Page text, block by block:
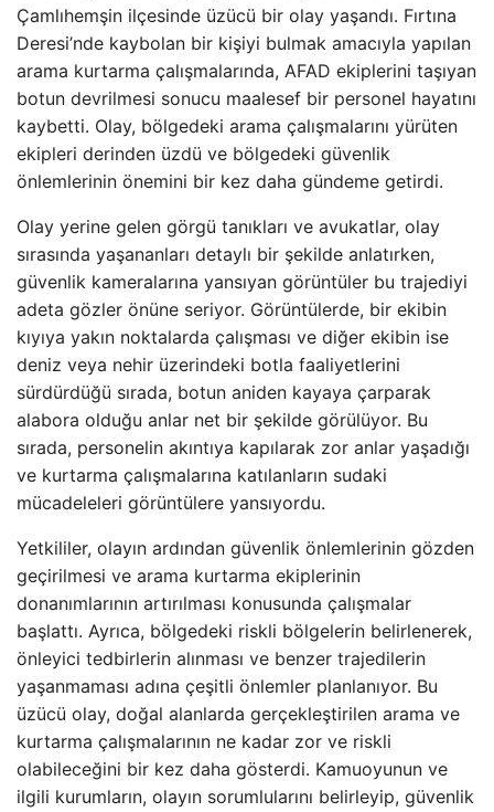
Çamlıhemşin ilçesinde üzücü bir olay yaşandı. Fırtına
Deresi’nde kaybolan bir kişiyi bulmak amacıyla yapılan
arama kurtarma çalışmalarında, AFAD ekiplerini taşıyan
botun devrilmesi sonucu maalesef bir personel hayatını
kaybetti. Olay, bölgedeki arama çalışmalarını yürüten
ekipleri derinden üzdü ve bölgedeki güvenlik
önlemlerinin önemini bir kez daha gündeme getirdi.
Olay yerine gelen görgü tanıkları ve avukatlar, olay
sırasında yaşananları detaylı bir şekilde anlatırken,
güvenlik kameralarına yansıyan görüntüler bu trajediyi
adeta gözler önüne seriyor. Görüntülerde, bir ekibin
kıyıya yakın noktalarda çalışması ve diğer ekibin ise
deniz veya nehir üzerindeki botla faaliyetlerini
sürdürdüğü sırada, botun aniden kayaya çarparak
alabora olduğu anlar net bir şekilde görülüyor. Bu
sırada, personelin akıntıya kapılarak zor anlar yaşadığı
ve kurtarma çalışmalarına katılanların sudaki
mücadeleleri görüntülere yansıyordu.
Yetkililer, olayın ardından güvenlik önlemlerinin gözden
geçirilmesi ve arama kurtarma ekiplerinin
donanımlarının artırılması konusunda çalışmalar
başlattı. Ayrıca, bölgedeki riskli bölgelerin belirlenerek,
önleyici tedbirlerin alınması ve benzer trajedilerin
yaşanmaması adına çeşitli önlemler planlanıyor. Bu
üzücü olay, doğal alanlarda gerçekleştirilen arama ve
kurtarma çalışmalarının ne kadar zor ve riskli
olabileceğini bir kez daha gösterdi. Kamuoyunun ve
ilgili kurumların, olayın sorumlularını belirleyip, güvenlik